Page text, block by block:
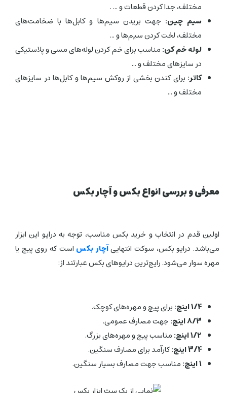
مختلف، جدا کردن قطعات و ... .
سیم چین: جهت بریدن سیم‌ها و کابل‌ها با ضخامت‌های
مختلف، لخت کردن سیم‌ها و ...
لوله خم کن: مناسب برای خم کردن لوله‌های مسی و پلاستیکی
در سایزهای مختلف و ...
کاتر: برای کندن بخشی از روکش سیم‌ها و کابل‌ها در سایزهای
مختلف و ...
معرفی و بررسی انواع بکس و آچار بکس
اولین قدم در انتخاب و خرید بکس مناسب، توجه به درایو این ابزار
می‌باشد. درایو بکس، سوکت انتهاییآچار بکس است که روی پیچ یا
مهره سوار می‌شود. رایج‌ترین درایوهای بکس عبارتند از:
1/4 اینچ:
برای پیچ و مهره‌های کوچک.
8/3 اینچ:
جهت مصارف عمومی.
1/2 اینچ:
مناسب پیچ و مهره‌های بزرگ.
3/4 اینچ:
کارآمد برای مصارف سنگین.
1 اینچ:
مناسب جهت مصارف بسیار سنگین.